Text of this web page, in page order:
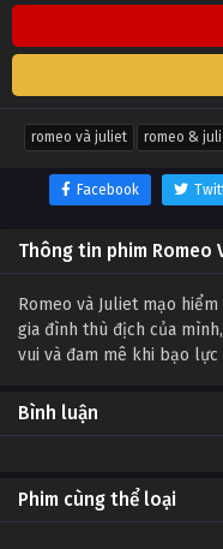
romeo và juliet romeo &
Facebook
Thông tin phim Romeo
Romeo và Juliet mạo
gia đình thù địch của
vui và đam mê khi bạo
Bình luận
Phim cùng thể loại